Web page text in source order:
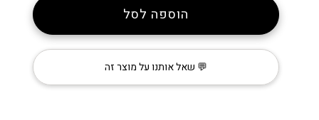
G125
״קריסטל״
הוספה לסל
💬 שאל אותנו על מוצר זה